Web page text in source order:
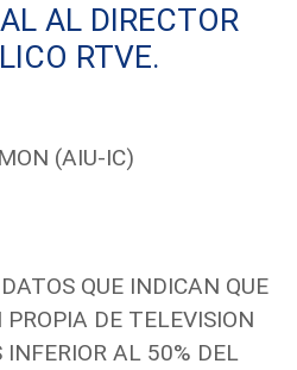
AL DIRECTOR
RTVE.
(AIU-IC)
QUE INDICAN QUE
DE TELEVISION
AL 50% DEL